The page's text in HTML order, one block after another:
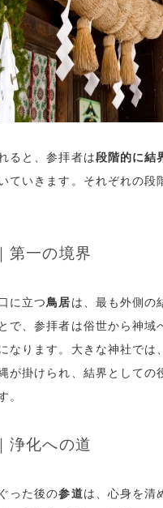
ると、参拝者は段階的に結
ていきます。それぞれの段
第一の境界
に立つ鳥居は、最も外側の
で、参拝者は俗世から神域
なります。大きな神社では
が掛けられ、結界としての
。
浄化への道
った後の参道は、心身を清